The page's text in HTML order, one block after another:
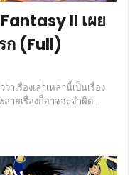
II เผย
ก (Full)
เรื่องเล่าเหล่านี้เป็นเรื่อง
ายเรื่องก็อาจจะจำผิด...